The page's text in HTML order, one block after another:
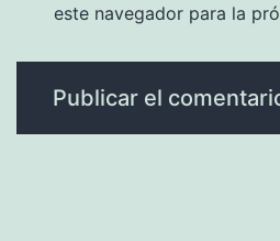
este navegador para la